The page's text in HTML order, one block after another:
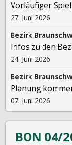
Vorläufiger
27. Juni 2026
Bezirk
Infos zu den
24. Juni 2026
Bezirk
Planung
07. Juni 2026
BON 04/